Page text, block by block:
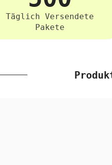
Täglich Versendete
Pakete